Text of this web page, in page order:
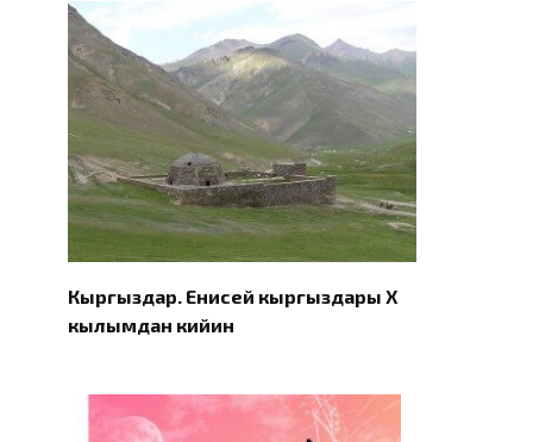
Кыргыздар. Eнисей кыргыздары X
кылымдан кийин